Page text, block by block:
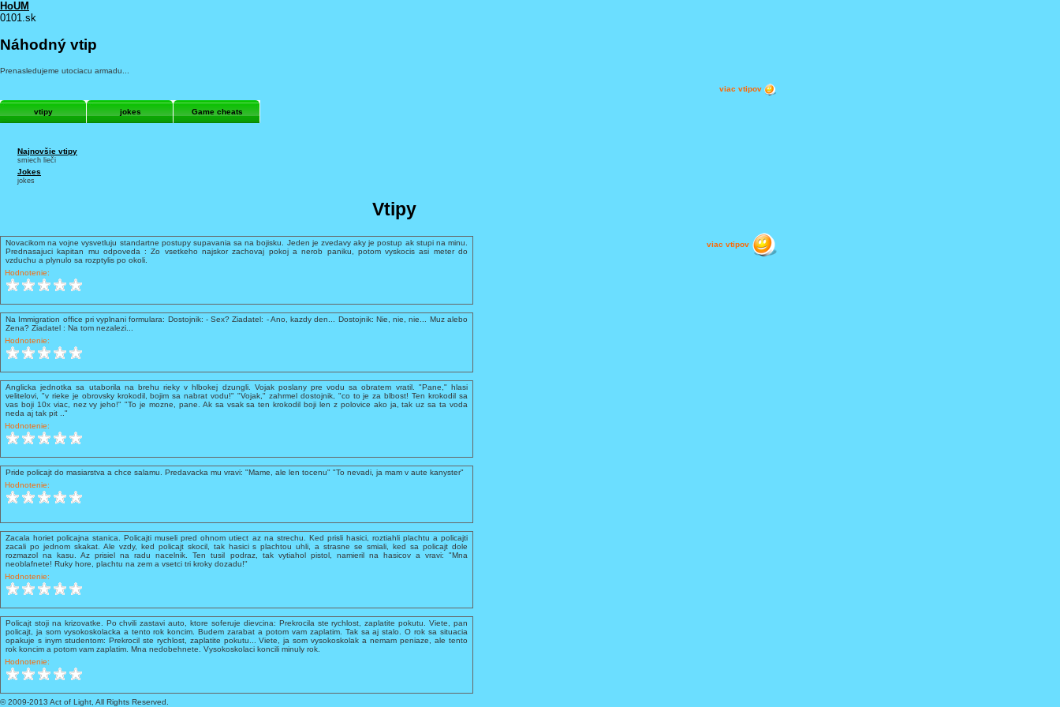
HoUM
0101.sk
Náhodný vtip
Prenasledujeme utociacu armadu...
viac vtipov
vtipy jokes Game cheats
Najnovšie vtipy
smiech lieči
Jokes
jokes
Vtipy
Novacikom na vojne vysvetluju standartne postupy supavania sa na bojisku. Jeden je zvedavy aky je postup ak stupi na minu.
Prednasajuci kapitan mu odpoveda : Zo vsetkeho najskor zachovaj pokoj a nerob paniku, potom vyskocis asi meter do
vzduchu a plynulo sa rozptylis po okoli.
Hodnotenie:
Na Immigration office pri vyplnani formulara: Dostojnik: - Sex? Ziadatel: - Ano, kazdy den... Dostojnik: Nie, nie, nie... Muz alebo
Zena? Ziadatel : Na tom nezalezi...
Hodnotenie:
Anglicka jednotka sa utaborila na brehu rieky v hlbokej dzungli. Vojak poslany pre vodu sa obratem vratil. "Pane," hlasi
velitelovi, "v rieke je obrovsky krokodil, bojim sa nabrat vodu!" "Vojak," zahrmel dostojnik, "co to je za blbost! Ten krokodil sa
vas boji 10x viac, nez vy jeho!" "To je mozne, pane. Ak sa vsak sa ten krokodil boji len z polovice ako ja, tak uz sa ta voda
neda aj tak pit .."
Hodnotenie:
Pride policajt do masiarstva a chce salamu. Predavacka mu vravi: "Mame, ale len tocenu" "To nevadi, ja mam v aute kanyster"
Hodnotenie:
Zacala horiet policajna stanica. Policajti museli pred ohnom utiect az na strechu. Ked prisli hasici, roztiahli plachtu a policajti
zacali po jednom skakat. Ale vzdy, ked policajt skocil, tak hasici s plachtou uhli, a strasne se smiali, ked sa policajt dole
rozmazol na kasu. Az prisiel na radu nacelnik. Ten tusil podraz, tak vytiahol pistol, namieril na hasicov a vravi: "Mna
neoblafnete! Ruky hore, plachtu na zem a vsetci tri kroky dozadu!"
Hodnotenie:
Policajt stoji na krizovatke. Po chvili zastavi auto, ktore soferuje dievcina: Prekrocila ste rychlost, zaplatite pokutu. Viete, pan
policajt, ja som vysokoskolacka a tento rok koncim. Budem zarabat a potom vam zaplatim. Tak sa aj stalo. O rok sa situacia
opakuje s inym studentom: Prekrocil ste rychlost, zaplatite pokutu... Viete, ja som vysokoskolak a nemam peniaze, ale tento
rok koncim a potom vam zaplatim. Mna nedobehnete. Vysokoskolaci koncili minuly rok.
Hodnotenie:
viac vtipov
© 2009-2013 Act of Light, All Rights Reserved.